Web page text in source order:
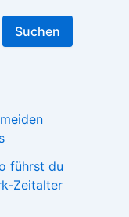
Suchen
führst du
Zeitalter